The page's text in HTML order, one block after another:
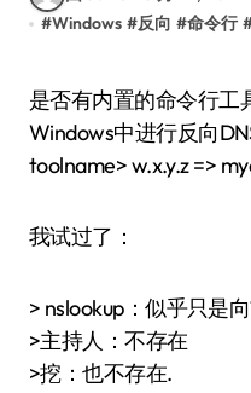
#Windows #反向 #命令行
是否有内置的命令行
Windows中进行反向
toolname> w.x.y.z =>
我试过了：
> nslookup：似乎只是
>主持人：不存在
>挖：也不存在.